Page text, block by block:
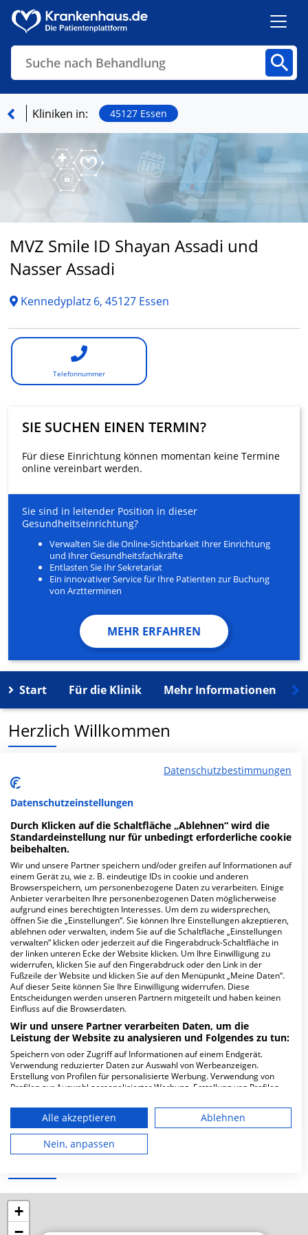
Suche nach Behandlung
Finden
Kliniken in: 45127 Essen
MVZ Smile ID Shayan Assadi und
Nasser Assadi
Kennedyplatz 6, 45127 Essen
Telefonnummer
SIE SUCHEN EINEN TERMIN?
Für diese Einrichtung können momentan keine Termine
online vereinbart werden.
Sie sind in leitender Position in dieser
Gesundheitseinrichtung?
Verwalten Sie die Online-Sichtbarkeit Ihrer Einrichtung
und Ihrer Gesundheitsfachkräfte
Entlasten Sie Ihr Sekretariat
Ein innovativer Service für Ihre Patienten zur Buchung
von Arztterminen
MEHR ERFAHREN
Start Für die Klinik Mehr Informationen
Herzlich Willkommen
MVZ Smile ID Shayan Assadi und Nasser Assadi in der
Kennedyplatz 6 ist ein medizinisches
Versorgungszentrum in Essen.
Mehr Informationen
FAQ
Hier ﬁnden Sie häuﬁg gestellte Fragen zu dieser Klinik.
Wie lautet die Adresse von MVZ Smile ID
Shayan Assadi und Nasser Assadi?
45127 Essen
Wie ist die Telefonnummer von MVZ Smile ID
+
Datenschutzbestimmungen
Datenschutzeinstellungen
Durch Klicken auf die Schaltfläche „Ablehnen“ wird die
Standardeinstellung nur für unbedingt erforderliche cookie
beibehalten.
Wir und unsere Partner speichern und/oder greifen auf Informationen auf
einem Gerät zu, wie z. B. eindeutige IDs in cookie und anderen
Browserspeichern, um personenbezogene Daten zu verarbeiten. Einige
Anbieter verarbeiten Ihre personenbezogenen Daten möglicherweise
aufgrund eines berechtigten Interesses. Um dem zu widersprechen,
öffnen Sie die „Einstellungen“. Sie können Ihre Einstellungen akzeptieren,
ablehnen oder verwalten, indem Sie auf die Schaltfläche „Einstellungen
verwalten“ klicken oder jederzeit auf die Fingerabdruck-Schaltfläche in
der linken unteren Ecke der Website klicken. Um Ihre Einwilligung zu
widerrufen, klicken Sie auf den Fingerabdruck oder den Link in der
Fußzeile der Website und klicken Sie auf den Menüpunkt „Meine Daten“.
Auf dieser Seite können Sie Ihre Einwilligung widerrufen. Diese
Entscheidungen werden unseren Partnern mitgeteilt und haben keinen
Einfluss auf die Browserdaten.
Wir und unsere Partner verarbeiten Daten, um die
Leistung der Website zu analysieren und Folgendes zu tun:
Speichern von oder Zugriff auf Informationen auf einem Endgerät.
Verwendung reduzierter Daten zur Auswahl von Werbeanzeigen.
Erstellung von Profilen für personalisierte Werbung. Verwendung von
Profilen zur Auswahl personalisierter Werbung. Erstellung von Profilen
personalisierter Inhalte. Messung der Werbeleistung. Messung der
Performance von Inhalten. Analyse von Zielgruppen durch Statistiken
oder Kombinationen von Daten aus verschiedenen Quellen. Entwicklung
und Verbesserung der Angebote. Verwendung reduzierter Daten zur
Auswahl von Inhalten.
die USA gesendet werden.
Ihre Einwilligung und die cookie Richtlinie gelten ausschließlich für diese
Website/App.
Partnerliste anzeigen (1 IAB-Anbieter)
Alle akzeptieren
Ablehnen
Nein, anpassen